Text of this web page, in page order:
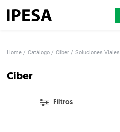
Home Catálogo Ciber Soluciones Viales
Ciber
Filtros